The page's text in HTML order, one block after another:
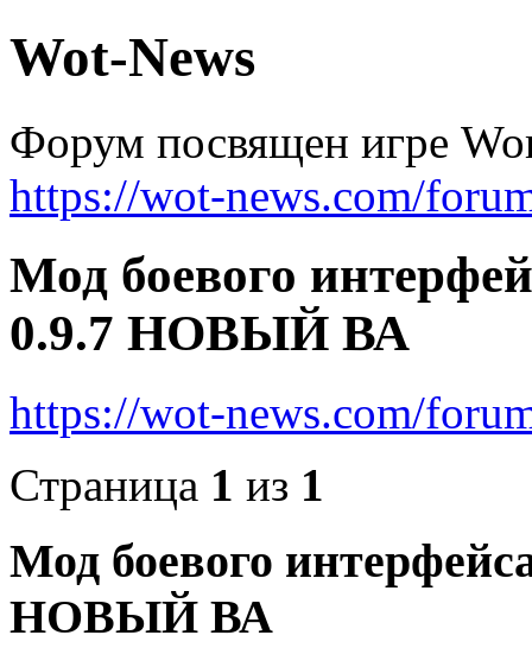
Wot-News
Форум посвящен игре
https://wot-news.com/
Мод боевого
0.9.7 НОВЫЙ ВА
https://wot-news.com/
Страница 1 из 1
Мод боевого
НОВЫЙ ВА